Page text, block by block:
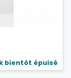
bientôt épuisé